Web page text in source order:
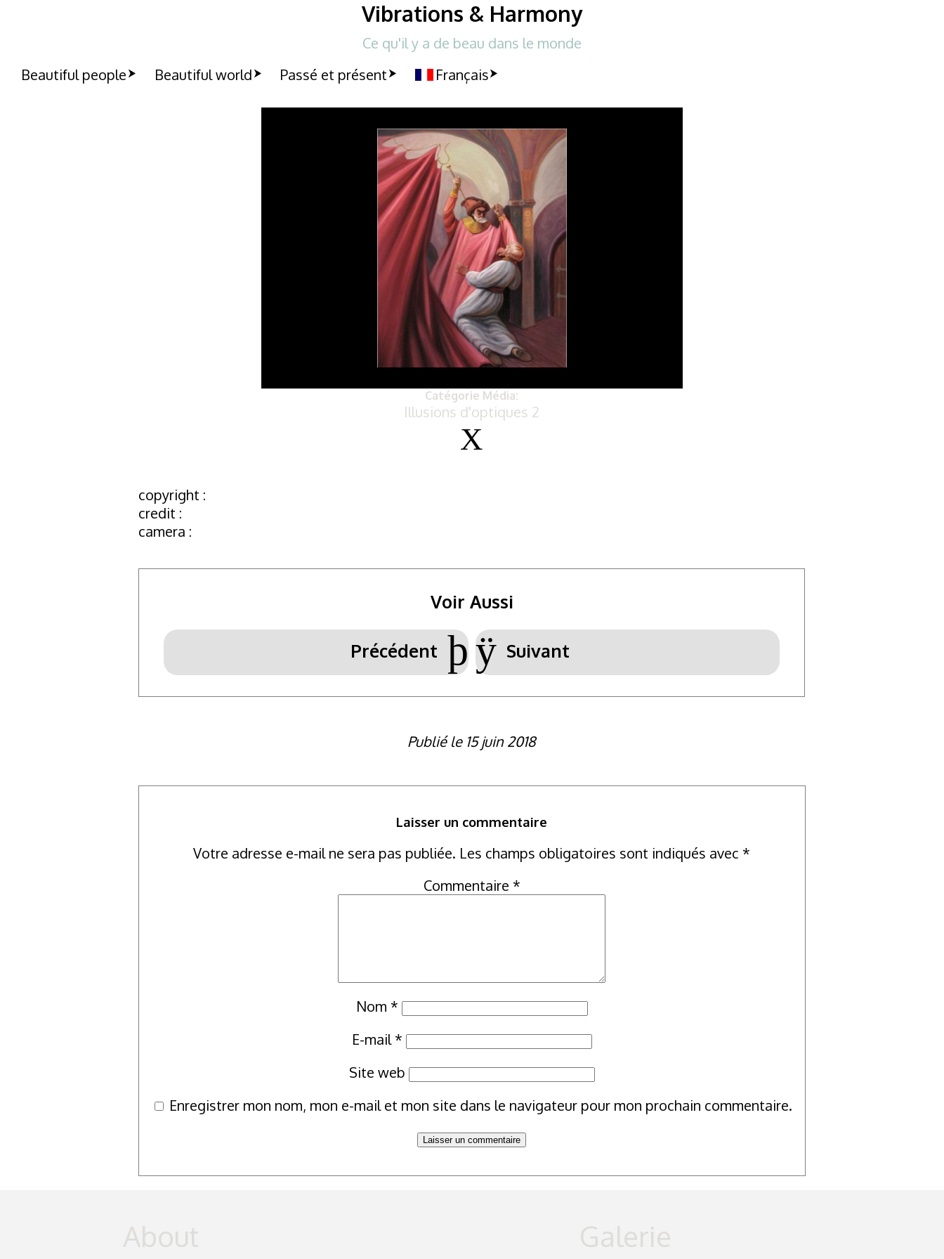
Vibrations & Harmony
Ce qu'il y a de beau dans le monde
Beautiful people
Beautiful world Passé et présent Français
Catégorie Média:
Illusions d'optiques 2
copyright :
credit :
camera :
Voir Aussi
Précédent þÿ Suivant
Publié le 15 juin 2018
Laisser un commentaire
Votre adresse e-mail ne sera pas publiée. Les champs obligatoires sont indiqués avec *
Commentaire *
Nom *
E-mail*
Site web
Enregistrer mon nom, mon e-mail et mon site dans le navigateur pour mon prochain commentaire.